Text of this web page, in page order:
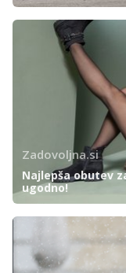
Zadovoljna.si
Najlepša obutev
ugodno!